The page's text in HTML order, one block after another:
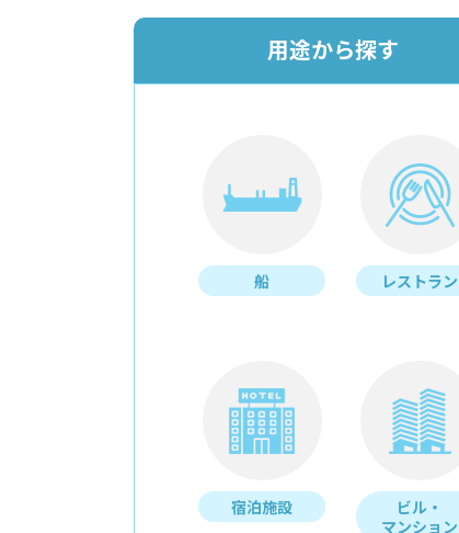
用途から探す
船 レストラン
宿泊施設
ビル・
マンション